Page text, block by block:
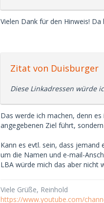
Vielen Dank für den Hinweis!
Zitat von Duisburger
Diese Linkadressen würde
Das werde ich machen, denn
angegebenen Ziel führt,
Kann es evtl. sein, dass
um die Namen und e-mail-
LBA würde mich das aber nicht
Viele Grüße, Reinhold
https://www.youtube.com/